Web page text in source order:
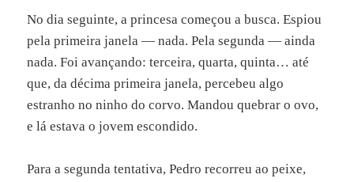
No dia seguinte, a princesa começou a busca. Espiou
pela primeira janela — nada. Pela segunda — ainda
nada. Foi avançando: terceira, quarta, quinta… até
que, da décima primeira janela, percebeu algo
estranho no ninho do corvo. Mandou quebrar o ovo,
e lá estava o jovem escondido.
Para a segunda tentativa, Pedro recorreu ao peixe,